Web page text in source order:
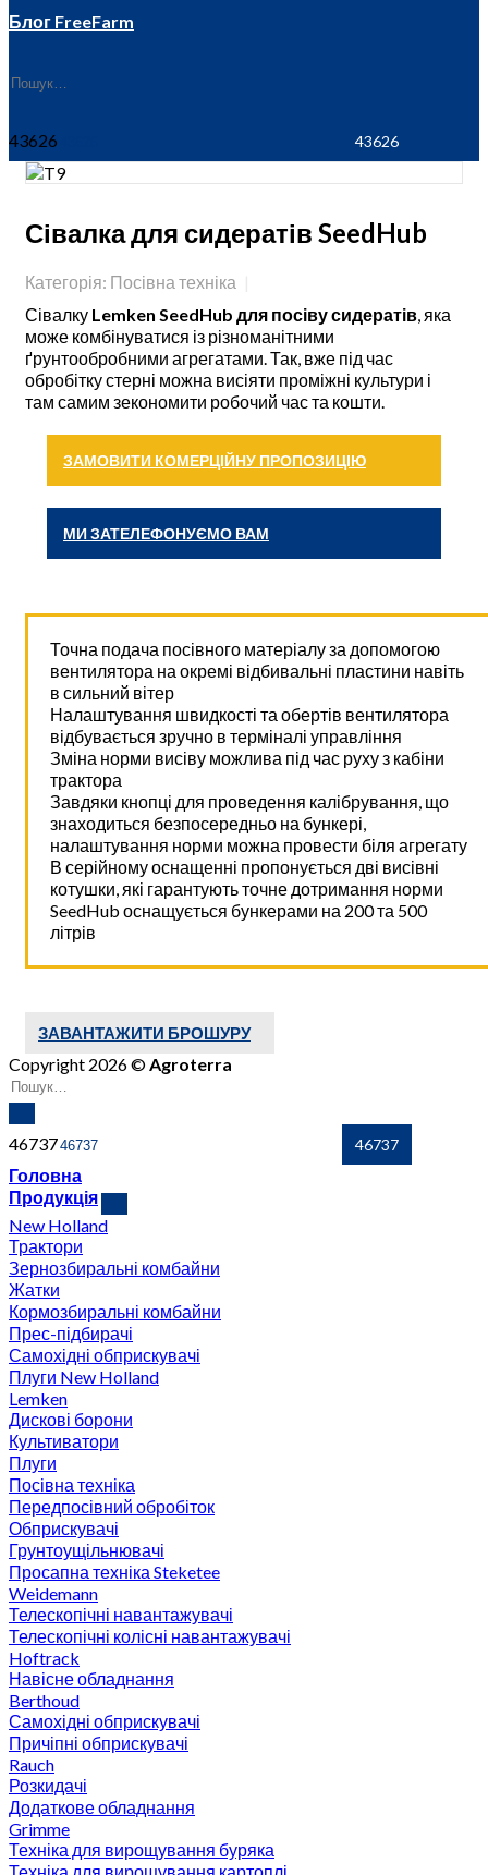
Блог FreeFarm
43626
Сівалка для сидератів SeedHub
Категорія: Посівна техніка
Сівалку Lemken SeedHub для посіву сидератів, яка
може комбінуватися із різноманітними
ґрунтообробними агрегатами. Так, вже під час
обробітку стерні можна висіяти проміжні культури і
там самим зекономити робочий час та кошти.
ЗАМОВИТИ КОМЕРЦІЙНУ ПРОПОЗИЦІЮ
МИ ЗАТЕЛЕФОНУЄМО ВАМ
Точна подача посівного матеріалу за допомогою
вентилятора на окремі відбивальні пластини навіть
в сильний вітер
Налаштування швидкості та обертів вентилятора
відбувається зручно в терміналі управління
Зміна норми висіву можлива під час руху з кабіни
трактора
Завдяки кнопці для проведення калібрування, що
знаходиться безпосередньо на бункері,
налаштування норми можна провести біля агрегату
В серійному оснащенні пропонується дві висівні
котушки, які гарантують точне дотримання норми
SeedHub оснащується бункерами на 200 та 500
літрів
ЗАВАНТАЖИТИ БРОШУРУ
Copyright 2026 ©Agroterra
46737
Головна
Продукція
New Holland
Трактори
Зернозбиральні комбайни
Жатки
Кормозбиральні комбайни
Прес-підбирачі
Самохідні обприскувачі
Плуги New Holland
Lemken
Дискові борони
Культиватори
Плуги
Посівна техніка
Передпосівний обробіток
Обприскувачі
Грунтоущільнювачі
Просапна техніка Steketee
Weidemann
Телескопічні навантажувачі
Телескопічні колісні навантажувачі
Hoftrack
Навісне обладнання
Berthoud
Самохідні обприскувачі
Причіпні обприскувачі
Rauch
Розкидачі
Додаткове обладнання
Grimme
Техніка для вирощування буряка